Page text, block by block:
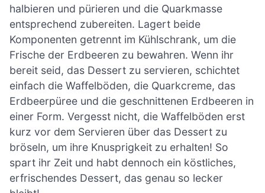
halbieren und pürieren und die Quarkmasse
entsprechend zubereiten. Lagert beide
Komponenten getrennt im Kühlschrank, um die
Frische der Erdbeeren zu bewahren. Wenn ihr
bereit seid, das Dessert zu servieren, schichtet
einfach die Waffelböden, die Quarkcreme, das
Erdbeerpüree und die geschnittenen Erdbeeren in
einer Form. Vergesst nicht, die Waffelböden erst
kurz vor dem Servieren über das Dessert zu
bröseln, um ihre Knusprigkeit zu erhalten! So
spart ihr Zeit und habt dennoch ein köstliches,
erfrischendes Dessert, das genau so lecker